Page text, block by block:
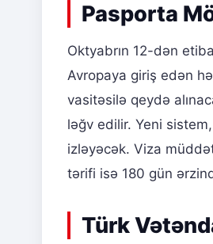
Pasporta
Oktyabrın 12-dən
Avropaya giriş edən
vasitəsilə qeydə
ləğv edilir. Yeni
izləyəcək. Viza
tərifi isə 180 gün
Türk